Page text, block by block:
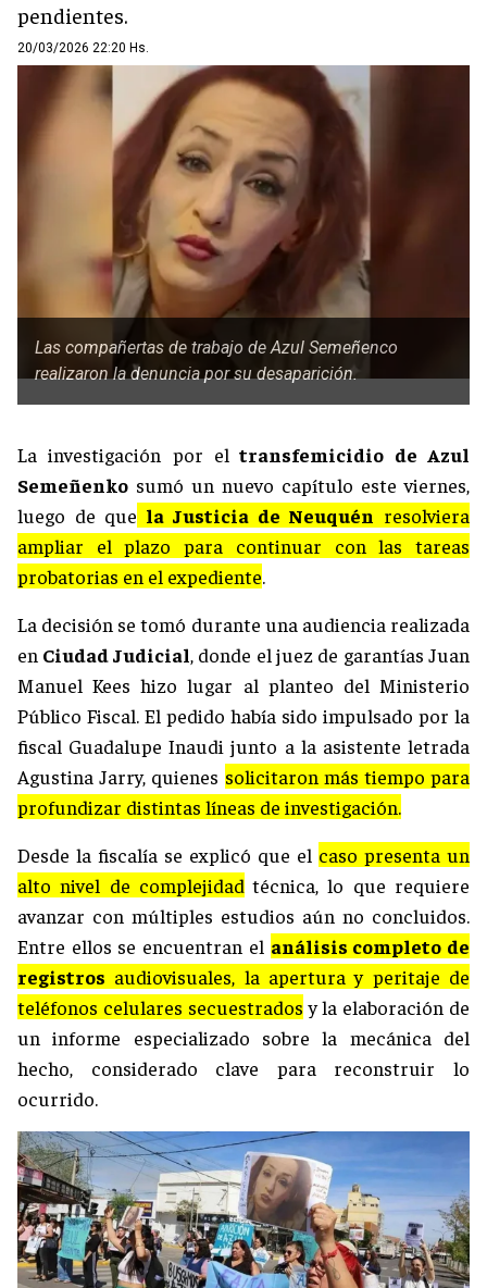
pendientes.
20/03/2026 22:20 Hs.
Las compañertas de trabajo de Azul Semeñenco
realizaron la denuncia por su desaparición.
La investigación por el transfemicidio de Azul
Semeñenko sumó un nuevo capítulo este viernes,
luego de que la Justicia de Neuquén resolviera
ampliar el plazo para continuar con las tareas
probatorias en el expediente.
La decisión se tomó durante una audiencia realizada
en Ciudad Judicial, donde el juez de garantías Juan
Manuel Kees hizo lugar al planteo del Ministerio
Público Fiscal. El pedido había sido impulsado por la
fiscal Guadalupe Inaudi junto a la asistente letrada
Agustina Jarry, quienes solicitaron más tiempo para
profundizar distintas líneas de investigación.
Desde la fiscalía se explicó que el caso presenta un
alto nivel de complejidad técnica, lo que requiere
avanzar con múltiples estudios aún no concluidos.
Entre ellos se encuentran el análisis completo de
registros audiovisuales, la apertura y peritaje de
teléfonos celulares secuestrados y la elaboración de
un informe especializado sobre la mecánica del
hecho, considerado clave para reconstruir lo
ocurrido.